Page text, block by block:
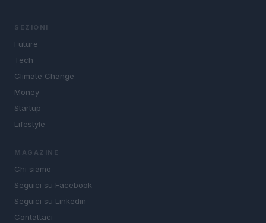
SEZIONI
Future
Tech
Climate Change
Money
Startup
Lifestyle
MAGAZINE
Chi siamo
Seguici su Facebook
Seguici su Linkedin
Contattaci